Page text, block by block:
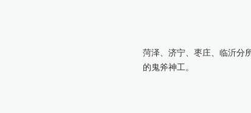
菏泽、济宁、枣庄、临沂分
的鬼斧神工。